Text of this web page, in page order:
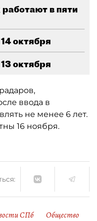
в пяти
октября
октября
ввода в
не менее 6 лет.
16 ноября.
СПб
Общество